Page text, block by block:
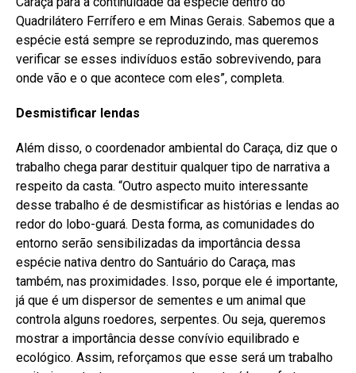
Quadrilátero Ferrífero e em Minas Gerais. Sabemos que a
espécie está sempre se reproduzindo, mas queremos
verificar se esses indivíduos estão sobrevivendo, para
onde vão e o que acontece com eles”, completa.
Desmistificar lendas
Além disso, o coordenador ambiental do Caraça, diz que o
trabalho chega parar destituir qualquer tipo de narrativa a
respeito da casta. “Outro aspecto muito interessante
desse trabalho é de desmistificar as histórias e lendas ao
redor do lobo-guará. Desta forma, as comunidades do
entorno serão sensibilizadas da importância dessa
espécie nativa dentro do Santuário do Caraça, mas
também, nas proximidades. Isso, porque ele é importante,
já que é um dispersor de sementes e um animal que
controla alguns roedores, serpentes. Ou seja, queremos
mostrar a importância desse convívio equilibrado e
ecológico. Assim, reforçamos que esse será um trabalho